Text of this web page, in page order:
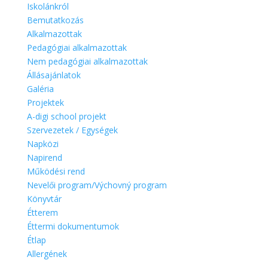
Iskolánkról
Bemutatkozás
Alkalmazottak
Pedagógiai alkalmazottak
Nem pedagógiai alkalmazottak
Állásajánlatok
Galéria
Projektek
A-digi school projekt
Szervezetek / Egységek
Napközi
Napirend
Működési rend
Nevelői program/Výchovný program
Könyvtár
Étterem
Éttermi dokumentumok
Étlap
Allergének